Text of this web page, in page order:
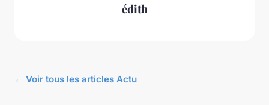
édith
← Voir tous les articles Actu